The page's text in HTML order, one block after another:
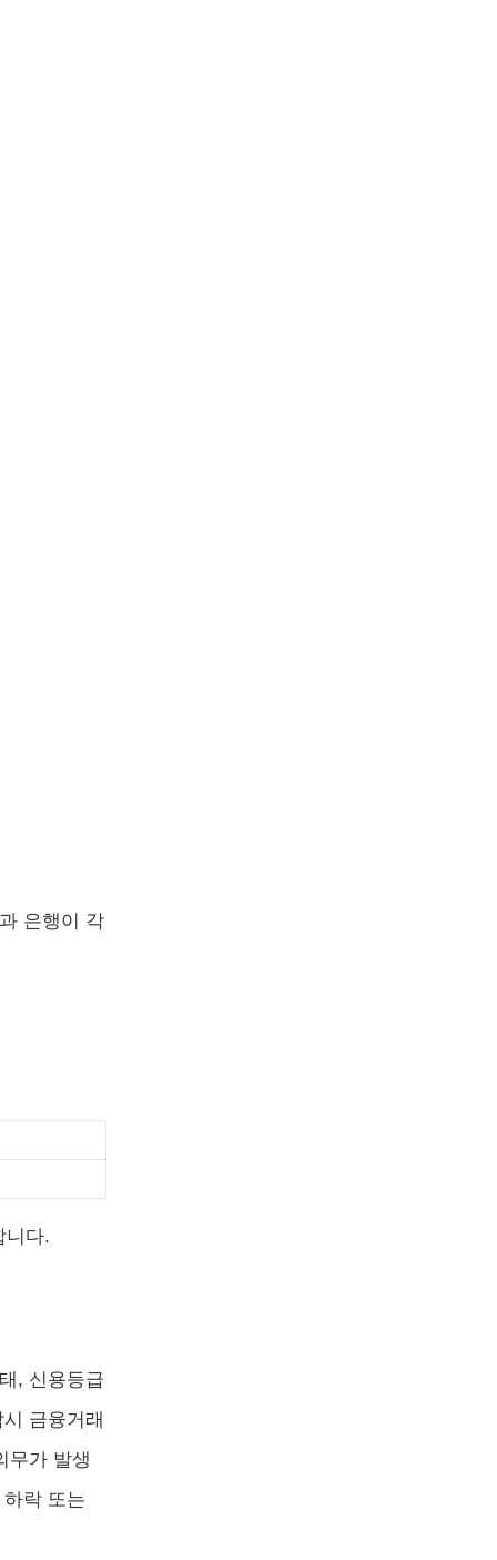
은행이 각
니다.
, 신용등급
금융거래
무가 발생
락 또는